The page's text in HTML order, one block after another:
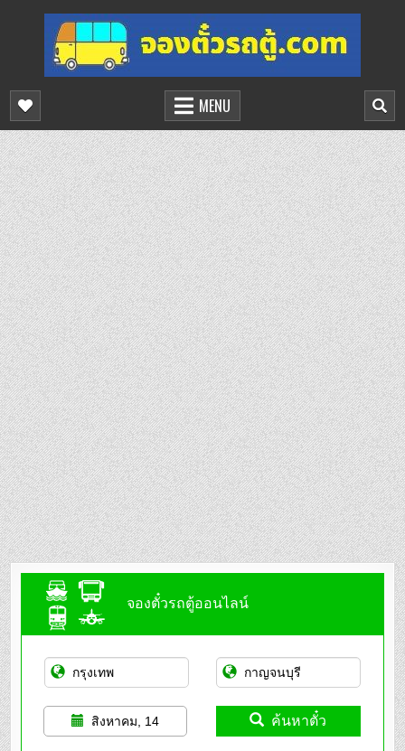
content
จองตั๋วรถตู้ออนไลน์
บริการจองตั๋วรถตู้ออนไลน์
MENU
จองตั๋วรถตู้ออนไลน์
สิงหาคม, 14 ค้นหาตั๋ว